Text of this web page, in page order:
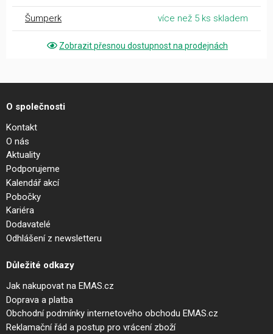
Šumperk více než 5 ks skladem
Zobrazit přesnou dostupnost na prodejnách
O společnosti
Kontakt
O nás
Aktuality
Podporujeme
Kalendář akcí
Pobočky
Kariéra
Dodavatelé
Odhlášení z newsletteru
Důležité odkazy
Jak nakupovat na EMAS.cz
Doprava a platba
Obchodní podmínky internetového obchodu EMAS.cz
Reklamační řád a postup pro vrácení zboží